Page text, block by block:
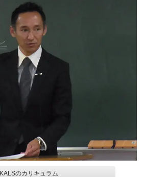
KALSのカリキュラム